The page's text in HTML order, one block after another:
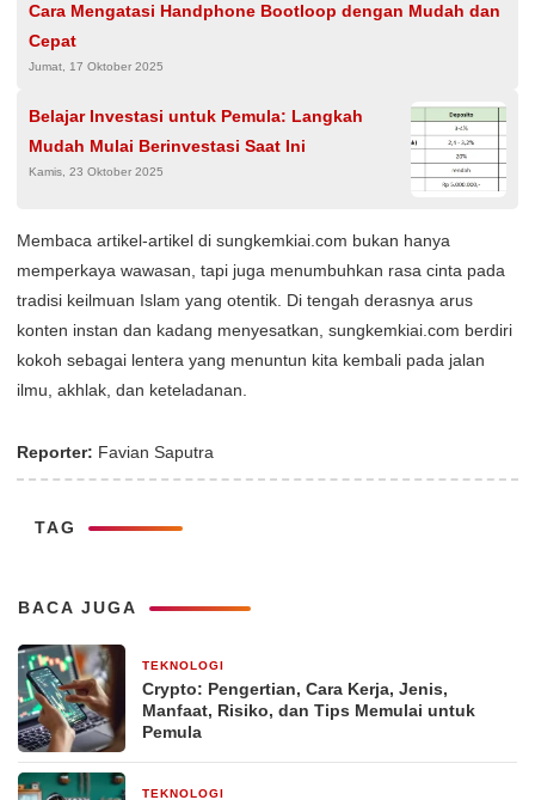
Cara Mengatasi Handphone Bootloop dengan Mudah dan
Cepat
Jumat, 17 Oktober 2025
Belajar Investasi untuk Pemula: Langkah
Mudah Mulai Berinvestasi Saat Ini
Kamis, 23 Oktober 2025
Membaca artikel-artikel di sungkemkiai.com bukan hanya
memperkaya wawasan, tapi juga menumbuhkan rasa cinta pada
tradisi keilmuan Islam yang otentik. Di tengah derasnya arus
konten instan dan kadang menyesatkan, sungkemkiai.com berdiri
kokoh sebagai lentera yang menuntun kita kembali pada jalan
ilmu, akhlak, dan keteladanan.
Reporter: Favian Saputra
TAG
BACA JUGA
TEKNOLOGI
Crypto: Pengertian, Cara Kerja, Jenis,
Manfaat, Risiko, dan Tips Memulai untuk
Pemula
TEKNOLOGI